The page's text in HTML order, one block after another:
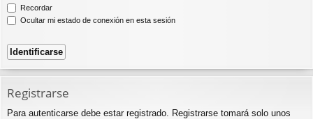
Recordar
Ocultar mi estado de conexión en esta sesión
Registrarse
Para autenticarse debe estar registrado. Registrarse tomará solo unos